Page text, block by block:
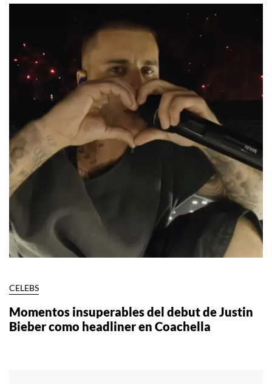
CELEBS
Momentos insuperables del debut de Justin
Bieber como headliner en Coachella